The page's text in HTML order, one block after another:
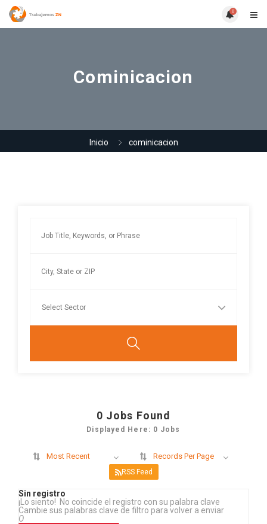
0
Cominicacion
Inicio cominicacion
0 Jobs Found
Displayed Here: 0 Jobs
Most Recent Records Per Page
RSS Feed
Sin registro
¡Lo siento! No coincide el registro con su palabra clave
Cambie sus palabras clave de filtro para volver a enviar
O